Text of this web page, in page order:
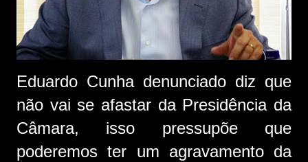
Eduardo Cunha denunciado diz que
não vai se afastar da Presidência da
Câmara, isso pressupõe que
poderemos ter um agravamento da